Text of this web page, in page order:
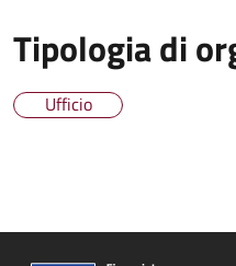
Tipologia di
Ufficio